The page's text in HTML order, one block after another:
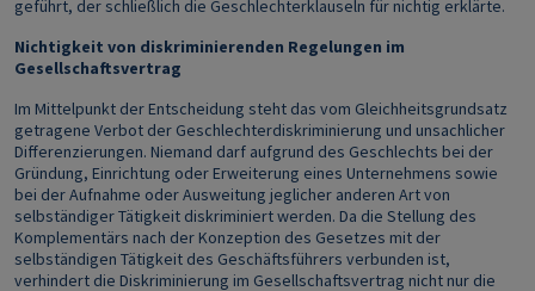
geführt, der schließlich die Geschlechterklauseln für nichtig erklärte.
Nichtigkeit von diskriminierenden Regelungen im
Gesellschaftsvertrag
Im Mittelpunkt der Entscheidung steht das vom Gleichheitsgrundsatz
getragene Verbot der Geschlechterdiskriminierung und unsachlicher
Differenzierungen. Niemand darf aufgrund des Geschlechts bei der
Gründung, Einrichtung oder Erweiterung eines Unternehmens sowie
bei der Aufnahme oder Ausweitung jeglicher anderen Art von
selbständiger Tätigkeit diskriminiert werden. Da die Stellung des
Komplementärs nach der Konzeption des Gesetzes mit der
selbständigen Tätigkeit des Geschäftsführers verbunden ist,
verhindert die Diskriminierung im Gesellschaftsvertrag nicht nur die